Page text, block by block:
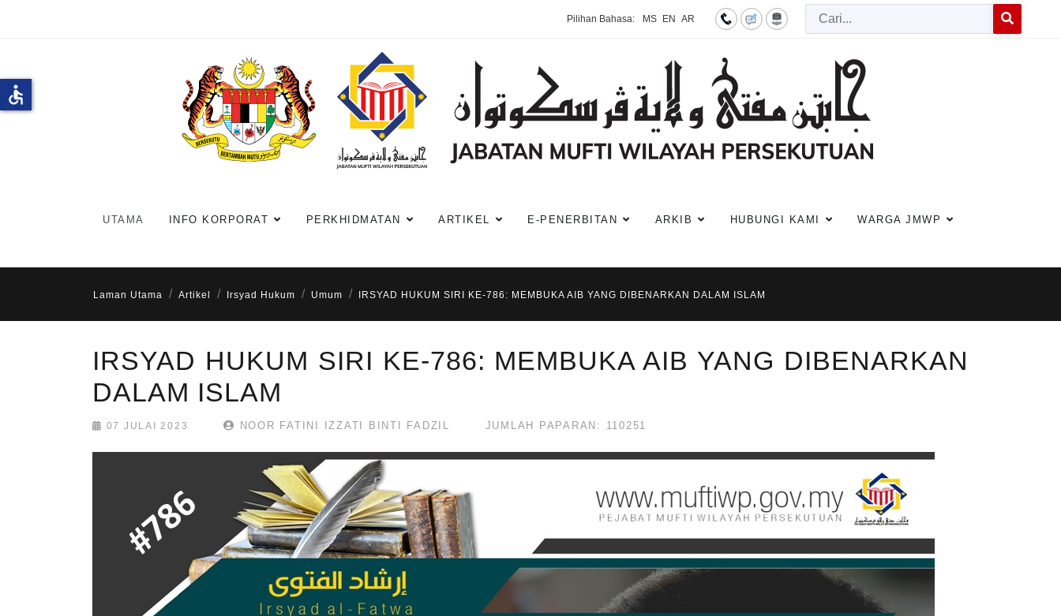
Pilihan Bahasa: MS EN AR
Cari
UTAMA INFO KORPORAT PERKHIDMATAN ARTIKEL E-PENERBITAN ARKIB HUBUNGI KAMI WARGA JMWP
Laman Utama Artikel Irsyad Hukum Umum IRSYAD HUKUM SIRI KE-786: MEMBUKA AIB YANG DIBENARKAN DALAM ISLAM
IRSYAD HUKUM SIRI KE-786: MEMBUKA AIB YANG DIBENARKAN
DALAM ISLAM
07 JULAI 2023 NOOR FATINI IZZATI BINTI FADZIL JUMLAH PAPARAN: 110251
accessible